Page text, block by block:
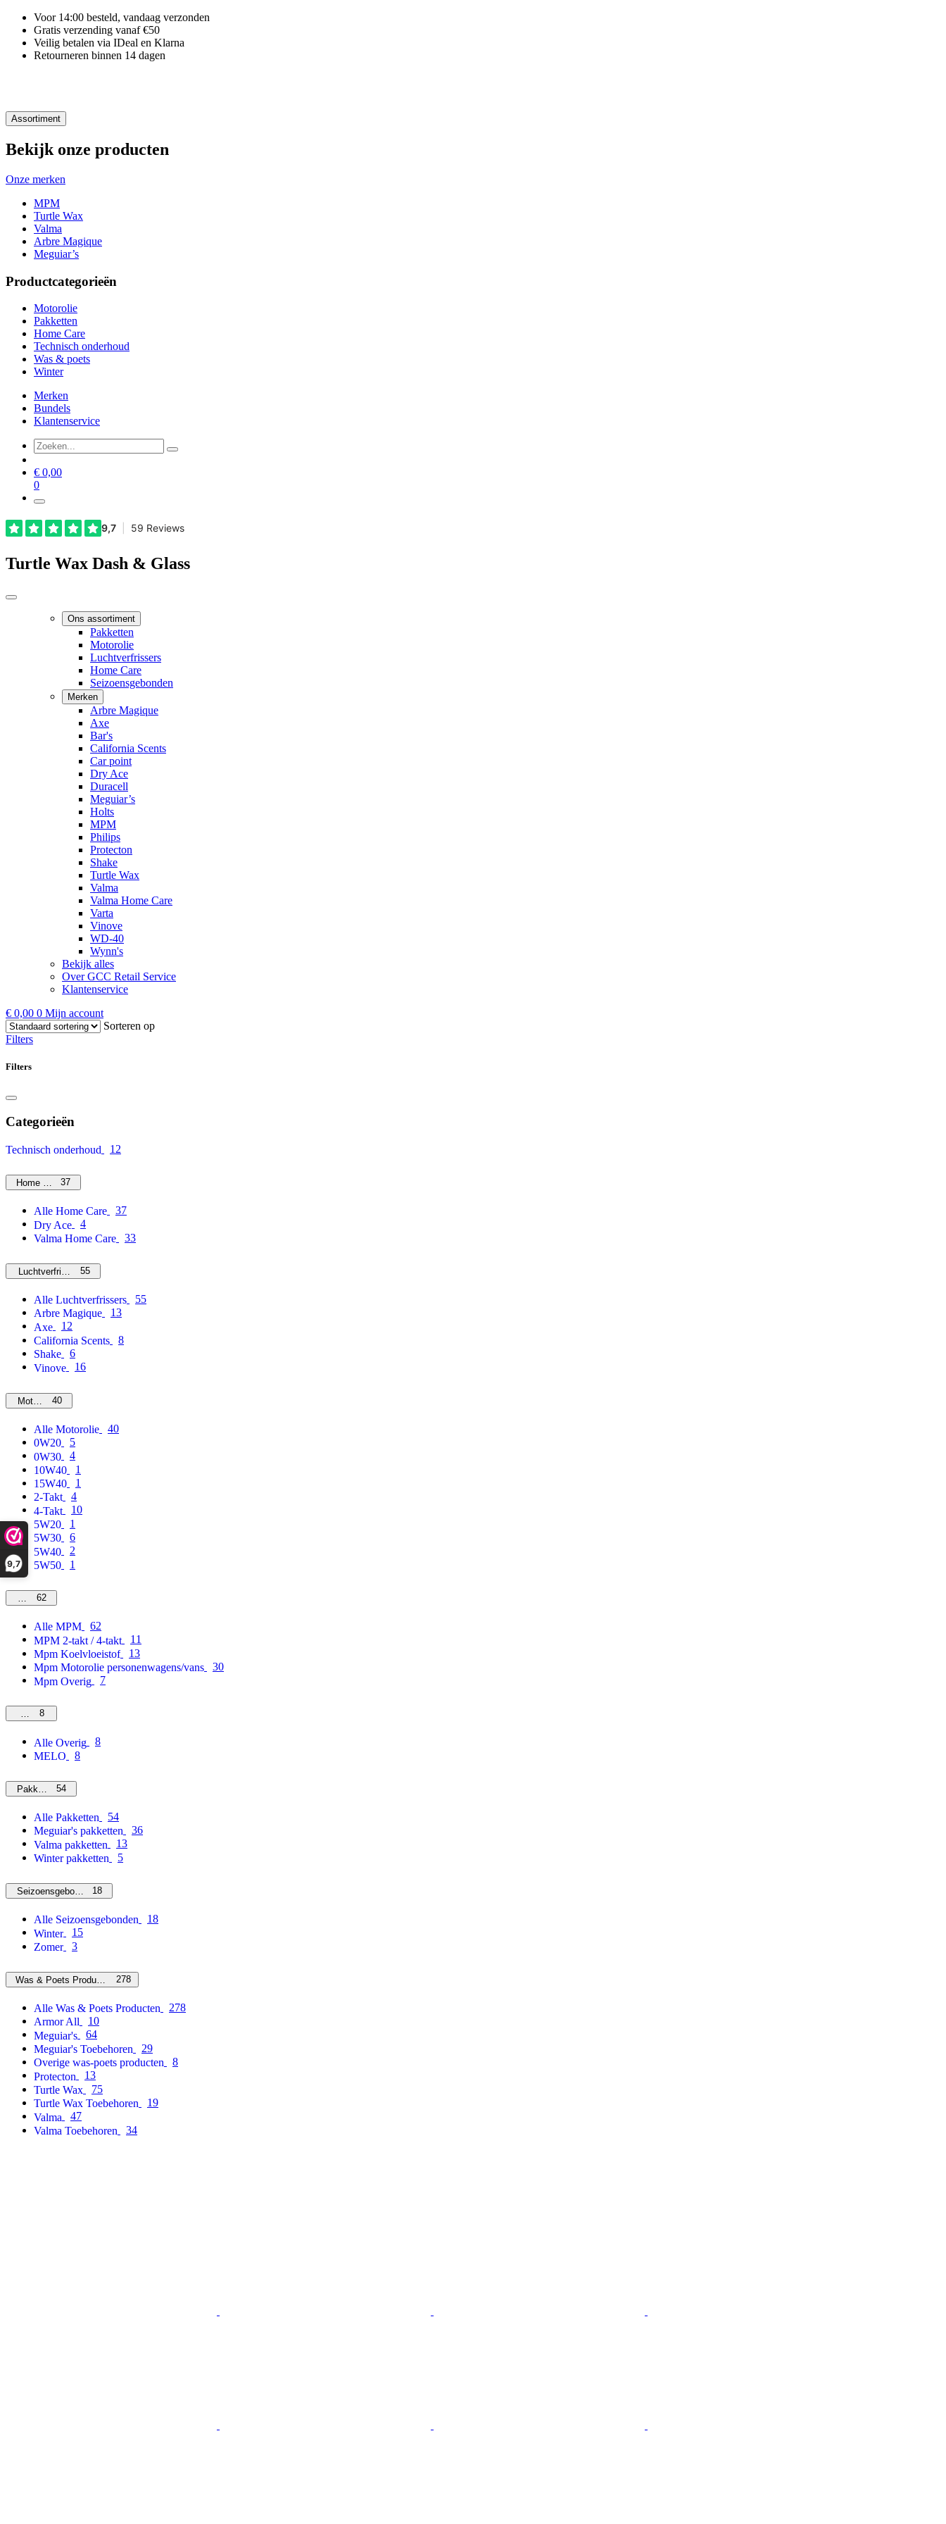
9,7
Voor 14:00 besteld, vandaag verzonden
Gratis verzending vanaf €50
Veilig betalen via IDeal en Klarna
Retourneren binnen 14 dagen
Assortiment
Bekijk onze producten
Onze merken
MPM
Turtle Wax
Valma
Arbre Magique
Meguiar’s
Productcategorieën
Motorolie
Pakketten
Home Care
Technisch onderhoud
Was & poets
Winter
Merken
Bundels
Klantenservice
€ 0,00
0
Turtle Wax Dash & Glass
Ons assortiment
Pakketten
Motorolie
Luchtverfrissers
Home Care
Seizoensgebonden
Merken
Arbre Magique
Axe
Bar's
California Scents
Car point
Dry Ace
Duracell
Meguiar’s
Holts
MPM
Philips
Protecton
Shake
Turtle Wax
Valma
Valma Home Care
Varta
Vinove
WD-40
Wynn's
Bekijk alles
Over GCC Retail Service
Klantenservice
€ 0,00 0 Mijn account
Sorteren op
Filters
Filters
Categorieën
Technisch onderhoud 12
Home Care37
Alle Home Care
37
Dry Ace
4
Valma Home Care
33
Luchtverfrissers55
Alle Luchtverfrissers
55
Arbre Magique
13
Axe
12
California Scents
8
Shake
6
Vinove
16
Motorolie40
Alle Motorolie
40
0W20
5
0W30
4
10W40
1
15W40
1
2-Takt
4
4-Takt
10
5W20
1
5W30
6
5W40
2
5W50
1
MPM62
Alle MPM
62
MPM 2-takt / 4-takt
11
Mpm Koelvloeistof
13
Mpm Motorolie personenwagens/vans
30
Mpm Overig
7
Overig
8
Alle Overig
8
MELO
8
Pakketten54
Alle Pakketten
54
Meguiar's pakketten
36
Valma pakketten
13
Winter pakketten
5
Seizoensgebonden18
Alle Seizoensgebonden
18
Winter
15
Zomer
3
Was & Poets Producten 278
Alle Was & Poets Producten
278
Armor All
10
Meguiar's
64
Meguiar's Toebehoren
29
Overige was-poets producten
8
Protecton
13
Turtle Wax
75
Turtle Wax Toebehoren
19
Valma
47
Valma Toebehoren
34